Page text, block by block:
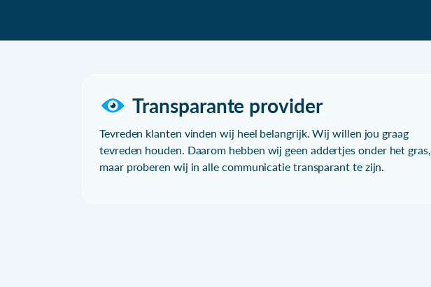
Transparante provider
Tevreden klanten vinden wij heel belangrijk. Wij willen jou graag
tevreden houden. Daarom hebben wij geen addertjes onder het gras,
maar proberen wij in alle communicatie transparant te zijn.